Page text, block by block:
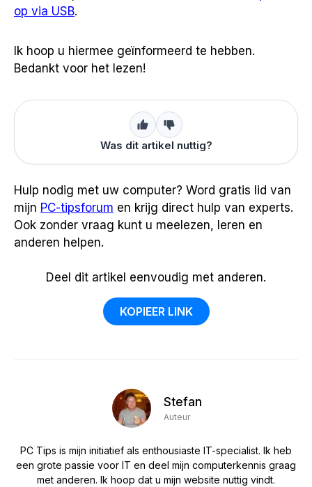
op via USB.
Ik hoop u hiermee geïnformeerd te hebben.
Bedankt voor het lezen!
Was dit artikel nuttig?
Hulp nodig met uw computer? Word gratis lid van
mijn PC-tipsforum en krijg direct hulp van experts.
Ook zonder vraag kunt u meelezen, leren en
anderen helpen.
Deel dit artikel eenvoudig met anderen.
KOPIEER LINK
Stefan
Auteur
PC Tips is mijn initiatief als enthousiaste IT-specialist. Ik heb
een grote passie voor IT en deel mijn computerkennis graag
met anderen. Ik hoop dat u mijn website nuttig vindt.